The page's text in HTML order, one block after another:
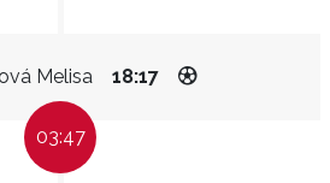
Melisa 18:17
03:47